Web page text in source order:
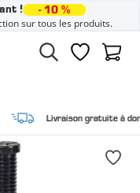
! - 10 %
sur tous les produits.
Liste dePanier
gratuite à domicile